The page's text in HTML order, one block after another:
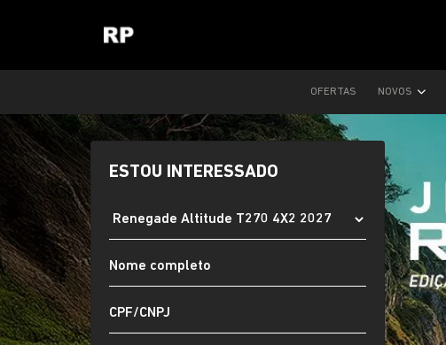
OFERTAS NOVOS
ESTOU INTERESSADO